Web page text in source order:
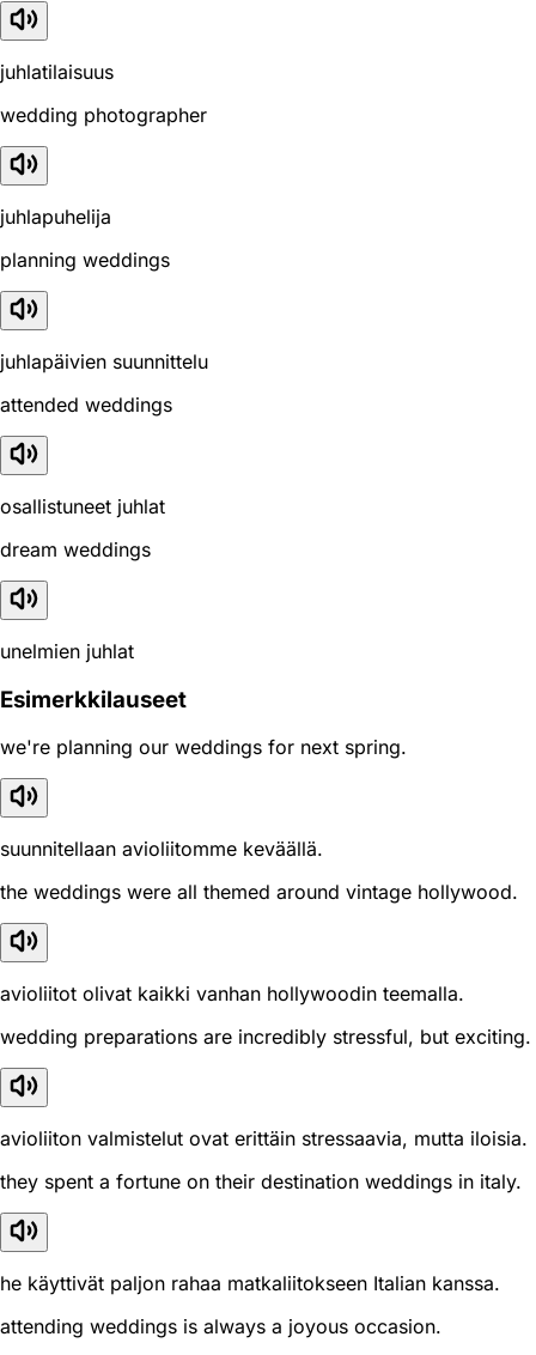
juhlatilaisuus
wedding photographer
juhlapuhelija
planning weddings
juhlapäivien suunnittelu
attended weddings
osallistuneet juhlat
dream weddings
unelmien juhlat
Esimerkkilauseet
we're planning our weddings for next spring.
suunnitellaan avioliitomme keväällä.
the weddings were all themed around vintage hollywood.
avioliitot olivat kaikki vanhan hollywoodin teemalla.
wedding preparations are incredibly stressful, but exciting.
avioliiton valmistelut ovat erittäin stressaavia, mutta iloisia.
they spent a fortune on their destination weddings in italy.
he käyttivät paljon rahaa matkaliitokseen Italian kanssa.
attending weddings is always a joyous occasion.